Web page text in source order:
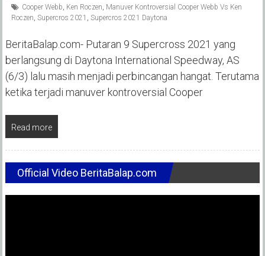
Cooper Webb, Ken Roczen, Manuver Kontroversial Cooper Webb Vs Ken
Roczen, Supercros 2021 , Supercros 2021 Daytona
BeritaBalap.com- Putaran 9 Supercross 2021 yang
berlangsung di Daytona International Speedway, AS
(6/3) lalu masih menjadi perbincangan hangat. Terutama
ketika terjadi manuver kontroversial Cooper
Read more
Official Video BeritaBalap.com